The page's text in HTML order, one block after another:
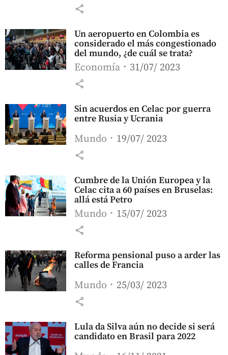
share
Un aeropuerto en Colombia es
considerado el más congestionado
del mundo, ¿de cuál se trata?
Economía 31/07/ 2023
share
Sin acuerdos en Celac por guerra
entre Rusia y Ucrania
Mundo 19/07/ 2023
share
Cumbre de la Unión Europea y la
Celac cita a 60 países en Bruselas:
allá está Petro
Mundo 15/07/ 2023
share
Reforma pensional puso a arder las
calles de Francia
Mundo 25/03/ 2023
share
Lula da Silva aún no decide si será
candidato en Brasil para 2022